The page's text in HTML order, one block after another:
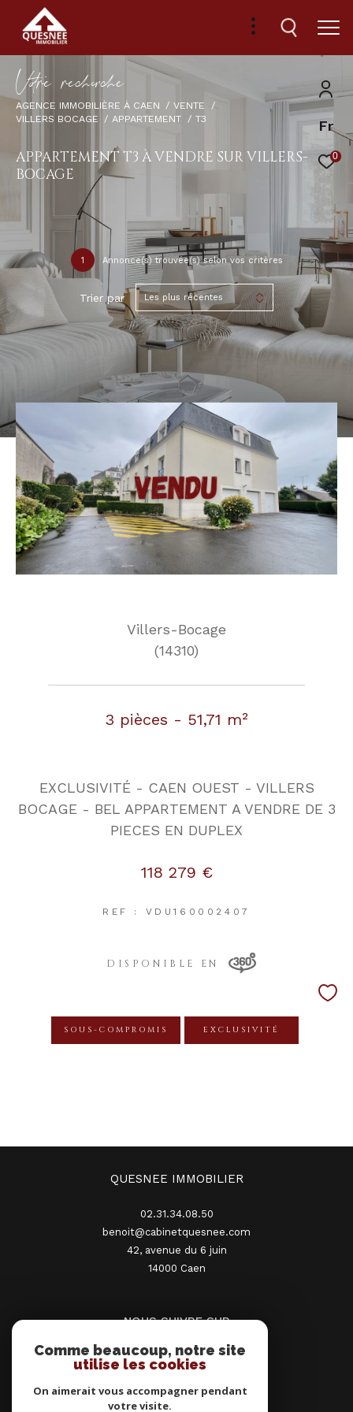
Fr
0
Vore recece
AGENCE IMMOBILIÈRE À CAEN
VENTE
VILLERS BOCAGE
APPARTEMENT T3
APPARTEMENT T3 À VENDRE SUR VILLERS-
BOCAGE
1 Annonce(s) trouvée(s) selon vos critères
Trier par Les plus récentes
Villers-Bocage
(14310)
3 pièces - 51,71 m²
EXCLUSIVITÉ - CAEN OUEST - VILLERS
BOCAGE - BEL APPARTEMENT A VENDRE DE 3
PIECES EN DUPLEX
118 279 €
REF : VDU160002407
DISPONIBLE EN
SOUS-COMPROMIS EXCLUSIVITÉ
QUESNEE IMMOBILIER
02.31.34.08.50
benoit@cabinetquesnee.com
42, avenue du 6 juin
14000
caen
NOUS SUIVRE SUR
Comme beaucoup, notre site
utilise les cookies
On aimerait vous accompagner pendant
votre visite.